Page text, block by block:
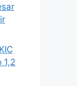
1,2